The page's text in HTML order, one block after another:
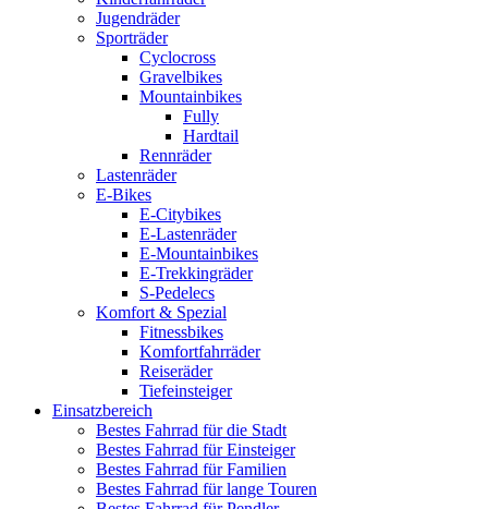
Jugendräder
Sporträder
Cyclocross
Gravelbikes
Mountainbikes
Fully
Hardtail
Rennräder
Lastenräder
E-Bikes
E-Citybikes
E-Lastenräder
E-Mountainbikes
E-Trekkingräder
S-Pedelecs
Komfort & Spezial
Fitnessbikes
Komfortfahrräder
Reiseräder
Tiefeinsteiger
Einsatzbereich
Bestes Fahrrad für die Stadt
Bestes Fahrrad für Einsteiger
Bestes Fahrrad für Familien
Bestes Fahrrad für lange Touren